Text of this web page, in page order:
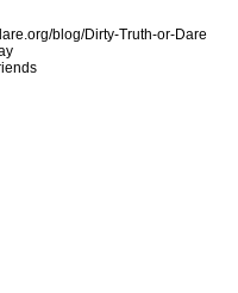
blog/Dirty-Truth-or-Dare